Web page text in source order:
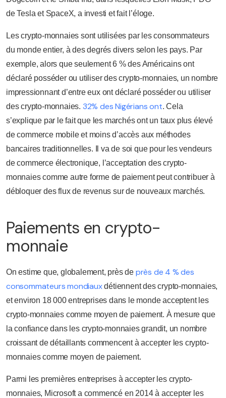
de Tesla et SpaceX, a investi et fait l’éloge.
Les crypto-monnaies sont utilisées par les consommateurs
du monde entier, à des degrés divers selon les pays. Par
exemple, alors que seulement 6 % des Américains ont
déclaré posséder ou utiliser des crypto-monnaies, un nombre
impressionnant d’entre eux ont déclaré posséder ou utiliser
des crypto-monnaies. 32% des Nigérians ont. Cela
s’explique par le fait que les marchés ont un taux plus élevé
de commerce mobile et moins d’accès aux méthodes
bancaires traditionnelles. Il va de soi que pour les vendeurs
de commerce électronique, l’acceptation des crypto-
monnaies comme autre forme de paiement peut contribuer à
débloquer des flux de revenus sur de nouveaux marchés.
Paiements en crypto-
monnaie
On estime que, globalement, près de près de 4 % des
consommateurs mondiauxdétiennent des crypto-monnaies,
et environ 18 000 entreprises dans le monde acceptent les
crypto-monnaies comme moyen de paiement. À mesure que
la confiance dans les crypto-monnaies grandit, un nombre
croissant de détaillants commencent à accepter les crypto-
monnaies comme moyen de paiement.
Parmi les premières entreprises à accepter les crypto-
monnaies, Microsoft a commencé en 2014 à accepter les